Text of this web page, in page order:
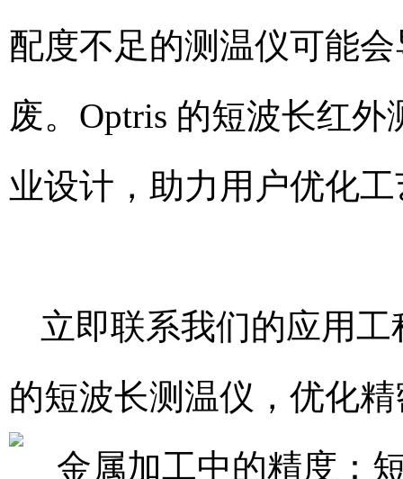
配度不足的测温仪可能
废。Optris 的短波长红
业设计，助力用户优化
立即联系我们的应用
的短波长测温仪，优化